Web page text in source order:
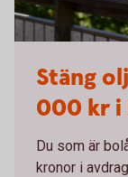
Stäng
000 kr i
Du som är
kronor i